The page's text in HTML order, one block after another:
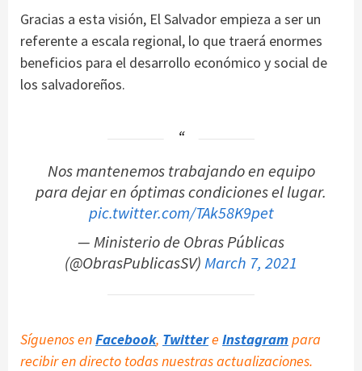
Gracias a esta visión, El Salvador empieza a ser un
referente a escala regional, lo que traerá enormes
beneficios para el desarrollo económico y social de
los salvadoreños.
Nos mantenemos trabajando en equipo
para dejar en óptimas condiciones el lugar.
pic.twitter.com/TAk58K9pet
— Ministerio de Obras Públicas
(@ObrasPublicasSV)March 7, 2021
Síguenos enFacebook, Twittere Instagram para
recibir en directo todas nuestras actualizaciones.